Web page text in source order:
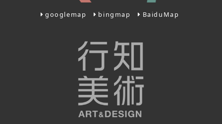
googlemap bingmap BaiduMap